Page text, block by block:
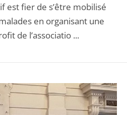
est fier de s’être mobilisé
en organisant une
de l’associatio ...